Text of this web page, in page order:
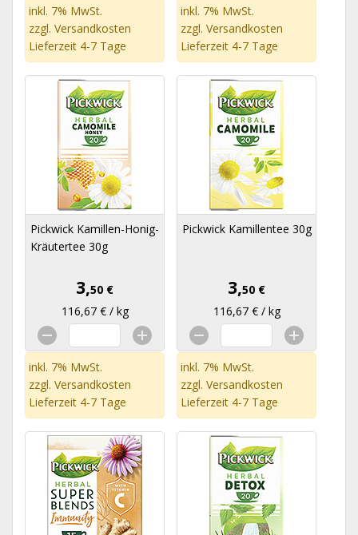
inkl. 7% MwSt.
zzgl. Versandkosten
Lieferzeit 4-7 Tage
inkl. 7% MwSt.
zzgl. Versandkosten
Lieferzeit 4-7 Tage
Pickwick Kamillen-Honig-
Kräutertee 30g
3,50 €
116,67 € / kg
inkl. 7% MwSt.
zzgl. Versandkosten
Lieferzeit 4-7 Tage
Pickwick Kamillentee 30g
3,50 €
116,67 € / kg
inkl. 7% MwSt.
zzgl. Versandkosten
Lieferzeit 4-7 Tage